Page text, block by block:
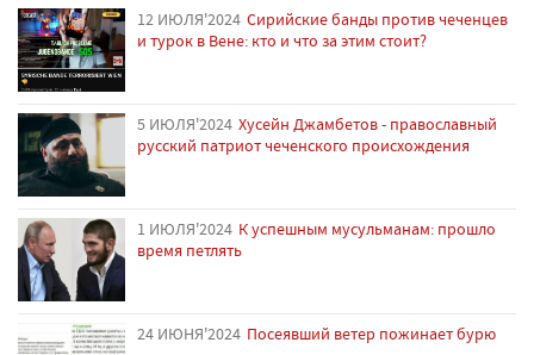
12 ИЮЛЯ'2024 Сирийские банды против чеченцев
и турок в Вене: кто и что за этим стоит?
5 ИЮЛЯ'2024 Хусейн Джамбетов - православный
русский патриот чеченского происхождения
1 ИЮЛЯ'2024 К успешным мусульманам: прошло
время петлять
24 ИЮНЯ'2024 Посеявший ветер пожинает бурю